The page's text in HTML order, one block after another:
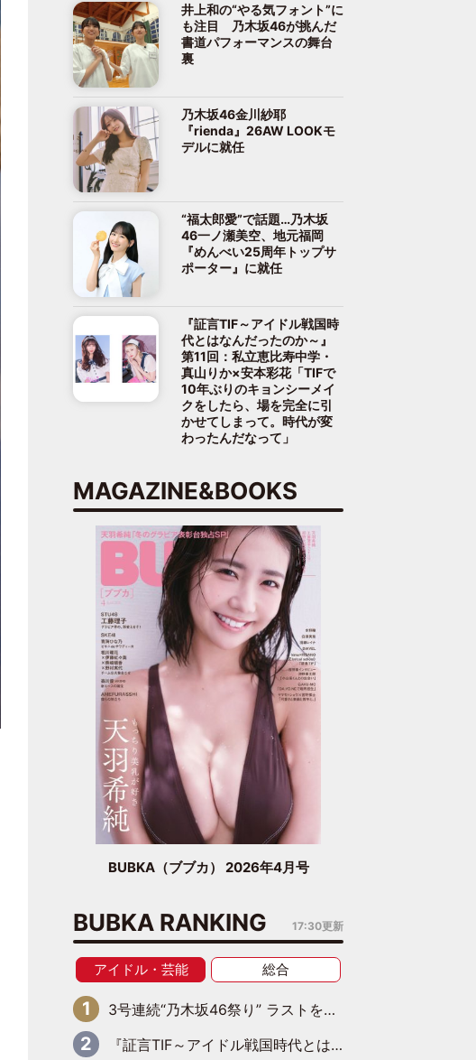
井上和の“やる気フォント”に
も注目 乃木坂46が挑んだ
書道パフォーマンスの舞台
裏
乃木坂46金川紗耶
『rienda』26AW LOOKモ
デルに就任
“福太郎愛”で話題…乃木坂
46一ノ瀬美空、地元福岡
『めんべい25周年トップサ
ポーター』に就任
『証言TIF～アイドル戦国時
代とはなんだったのか～』
第11回：私立恵比寿中学・
真山りか×安本彩花「TIFで
10年ぶりのキョンシーメイ
クをしたら、場を完全に引
かせてしまって。時代が変
わったんだなって」
MAGAZINE&BOOKS
BUBKA（ブブカ） 2026年4月号
BUBKA RANKING 17:30更新
アイドル・芸能 総合
3号連続“乃木坂46祭り” ラストを飾るのは賀喜遥香…5年ぶりの登場に「5年分大人になった私を見ていただけたら」
『証言TIF～アイドル戦国時代とはなんだったのか～』第6回：でんぱ組.inc・古川未鈴×相沢梨紗「『ハロプロやりたかったな』って言ったら、夢眠ねむさんに『てめえはでんぱ組．incなんだよ！』って肩パンされて(笑)」